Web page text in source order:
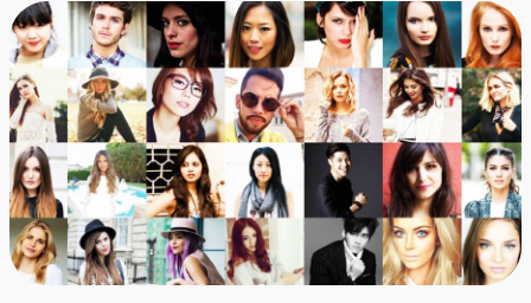
Leia mais